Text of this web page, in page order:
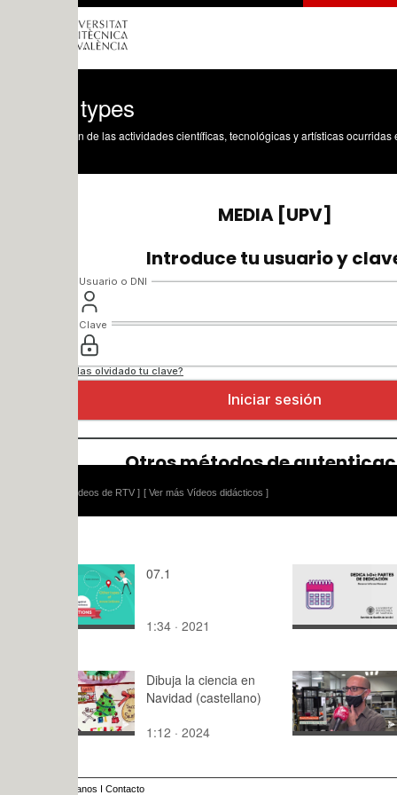
de las actividades científicas, tecnológicas y artísticas ocurridas en los tres
[ Ver más Vídeos didácticos ]
07.1
1:34 · 2021
Generar
mensual
1:,0 · 2024
Dibuja la ciencia en
Navidad (castellano)
1:12 · 2024
Hitachi
mayoría
VLC
2:42 · 2024